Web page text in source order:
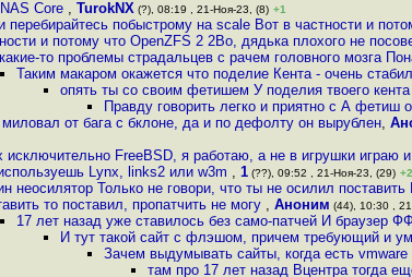
Core , TurokNX (?), 08:19 , 21-Ноя-23, (8) +1
побыстрому на scale Вот в частности и
и потому что OpenZFS 2 2Во, дядька плохого не
то проблемы страдальцев с рачем головного мозга
Таким макаром окажется что поделие Кента - очень
опять ты со своим фетишем У поделия твоего
Правду говорить легко и приятно c А фетиш
от бага с бклоне, да и по дефолту он вырублен,
исключительно FreeBSD, я работаю, а не в игрушки играю и
Lynx, links2 или w3m , 1 (??), 09:52 , 21-Ноя-23, (29) +2
неосилятор Только не говори, что ты не осилил поставить
то поставил, пропатчить не могу , Аноним (44), 10:30 ,
17 лет назад уже ставилось без само-патчей И браузер
И тут такой сайт с флэшом, причем требующий и
Зачем выдумывать сайты, когда есть
там про 17 лет назад Вцентра тогда